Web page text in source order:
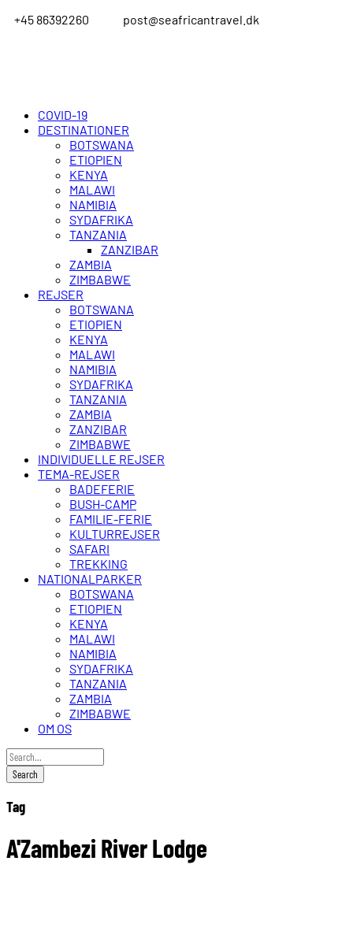
+45 86392260
post@seafricantravel.dk
COVID-19
DESTINATIONER
BOTSWANA
ETIOPIEN
KENYA
MALAWI
NAMIBIA
SYDAFRIKA
TANZANIA
ZANZIBAR
ZAMBIA
ZIMBABWE
REJSER
BOTSWANA
ETIOPIEN
KENYA
MALAWI
NAMIBIA
SYDAFRIKA
TANZANIA
ZAMBIA
ZANZIBAR
ZIMBABWE
INDIVIDUELLE REJSER
TEMA-REJSER
BADEFERIE
BUSH-CAMP
FAMILIE-FERIE
KULTURREJSER
SAFARI
TREKKING
NATIONALPARKER
BOTSWANA
ETIOPIEN
KENYA
MALAWI
NAMIBIA
SYDAFRIKA
TANZANIA
ZAMBIA
ZIMBABWE
OM OS
Tag
A'Zambezi River Lodge